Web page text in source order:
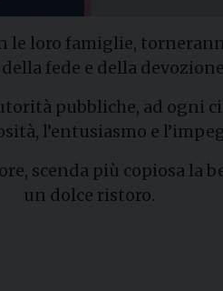
le loro famiglie,
fede e della
pubbliche, ad ogni
l’entusiasmo e
scenda più copiosa
un dolce ristoro.